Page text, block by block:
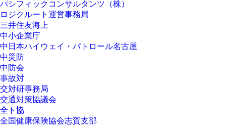
パシフィックコンサルタンツ（株）
ロジクルート運営事務局
三井住友海上
中小企業庁
中日本ハイウェイ・パトロール名古屋
中災防
中防会
事故対
交対研事務局
交通対策協議会
全ト協
全国健康保険協会志賀支部